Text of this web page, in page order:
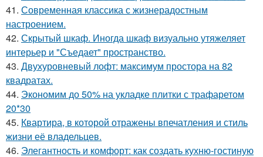
41. Современная классика с жизнерадостным
настроением.
42. Скрытый шкаф. Иногда шкаф визуально утяжеляет
интерьер и "Съедает" пространство.
43. Двухуровневый лофт: максимум простора на 82
квадратах.
44. Экономим до 50% на укладке плитки с трафаретом
20*30
45. Квартира, в которой отражены впечатления и стиль
жизни её владельцев.
46. Элегантность и комфорт: как создать кухню-гостиную